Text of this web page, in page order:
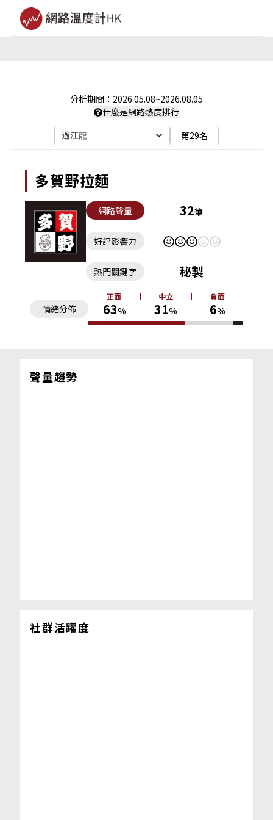
分析期間： 2026.05.08~2026.08.05
什麼是網路熱度排行
過江龍 第29名
多賀野拉麵
網路聲量 32筆
好評影響力
情緒分佈
正面
63%
中立
31%
負面
6%
熱門關鍵字 秘製
聲量趨勢
社群活躍度